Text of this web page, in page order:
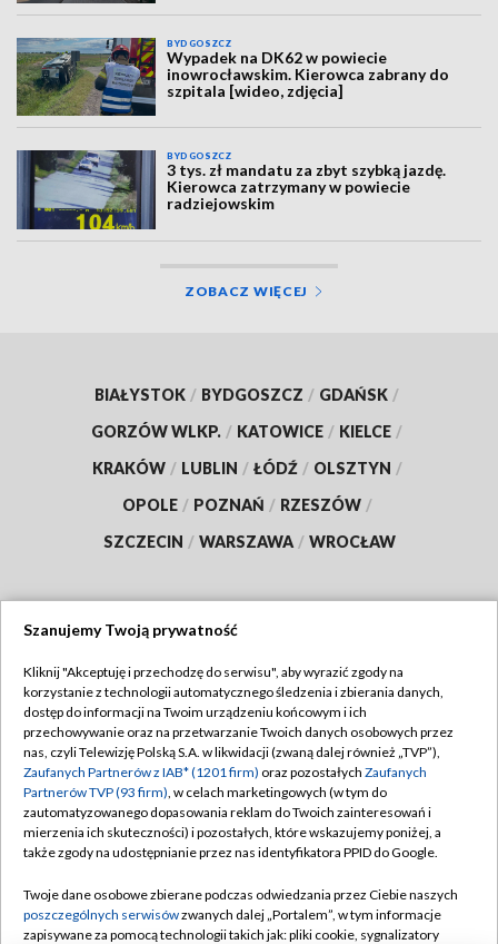
BYDGOSZCZ
Wypadek na DK62 w powiecie
inowrocławskim. Kierowca zabrany do
szpitala [wideo, zdjęcia]
BYDGOSZCZ
3 tys. zł mandatu za zbyt szybką jazdę.
Kierowca zatrzymany w powiecie
radziejowskim
ZOBACZ WIĘCEJ
BIAŁYSTOK / BYDGOSZCZ / GDAŃSK /
GORZÓW WLKP. / KATOWICE / KIELCE /
KRAKÓW / LUBLIN / ŁÓDŹ / OLSZTYN /
OPOLE / POZNAŃ / RZESZÓW /
SZCZECIN / WARSZAWA / WROCŁAW
TVP
Abonament TVP
Emisja w TVP
Centrum informacji TVP
Naziemna Telewizja Cyfrowa
Rada Programowa
Regulamin TVP
Polityka prywatności
Moje zgody
Pomoc
Kontakt
Szanujemy Twoją prywatność
Kliknij "Akceptuję i przechodzę do serwisu", aby wyrazić zgody na
korzystanie z technologii automatycznego śledzenia i zbierania danych,
dostęp do informacji na Twoim urządzeniu końcowym i ich
przechowywanie oraz na przetwarzanie Twoich danych osobowych przez
nas, czyli Telewizję Polską S.A. w likwidacji (zwaną dalej również „TVP”),
Zaufanych Partnerów z IAB* (1201 firm) oraz pozostałych Zaufanych
Partnerów TVP (93 firm), w celach marketingowych (w tym do
zautomatyzowanego dopasowania reklam do Twoich zainteresowań i
mierzenia ich skuteczności) i pozostałych, które wskazujemy poniżej, a
także zgody na udostępnianie przez nas identyfikatora PPID do Google.
Twoje dane osobowe zbierane podczas odwiedzania przez Ciebie naszych
poszczególnych serwisówzwanych dalej „Portalem”, w tym informacje
zapisywane za pomocą technologii takich jak: pliki cookie, sygnalizatory